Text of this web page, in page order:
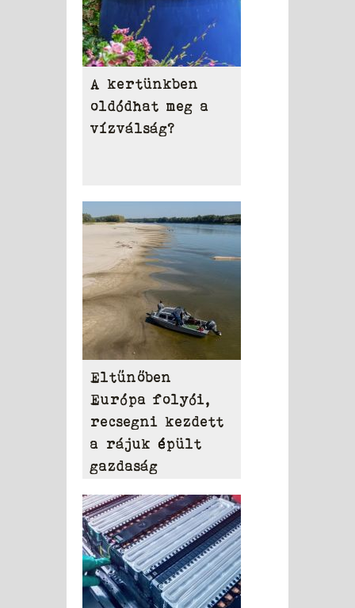
A kertünkben
oldódhat meg a
vízválság?
Eltűnőben
Európa folyói,
recsegni kezdett
a rájuk épült
gazdaság